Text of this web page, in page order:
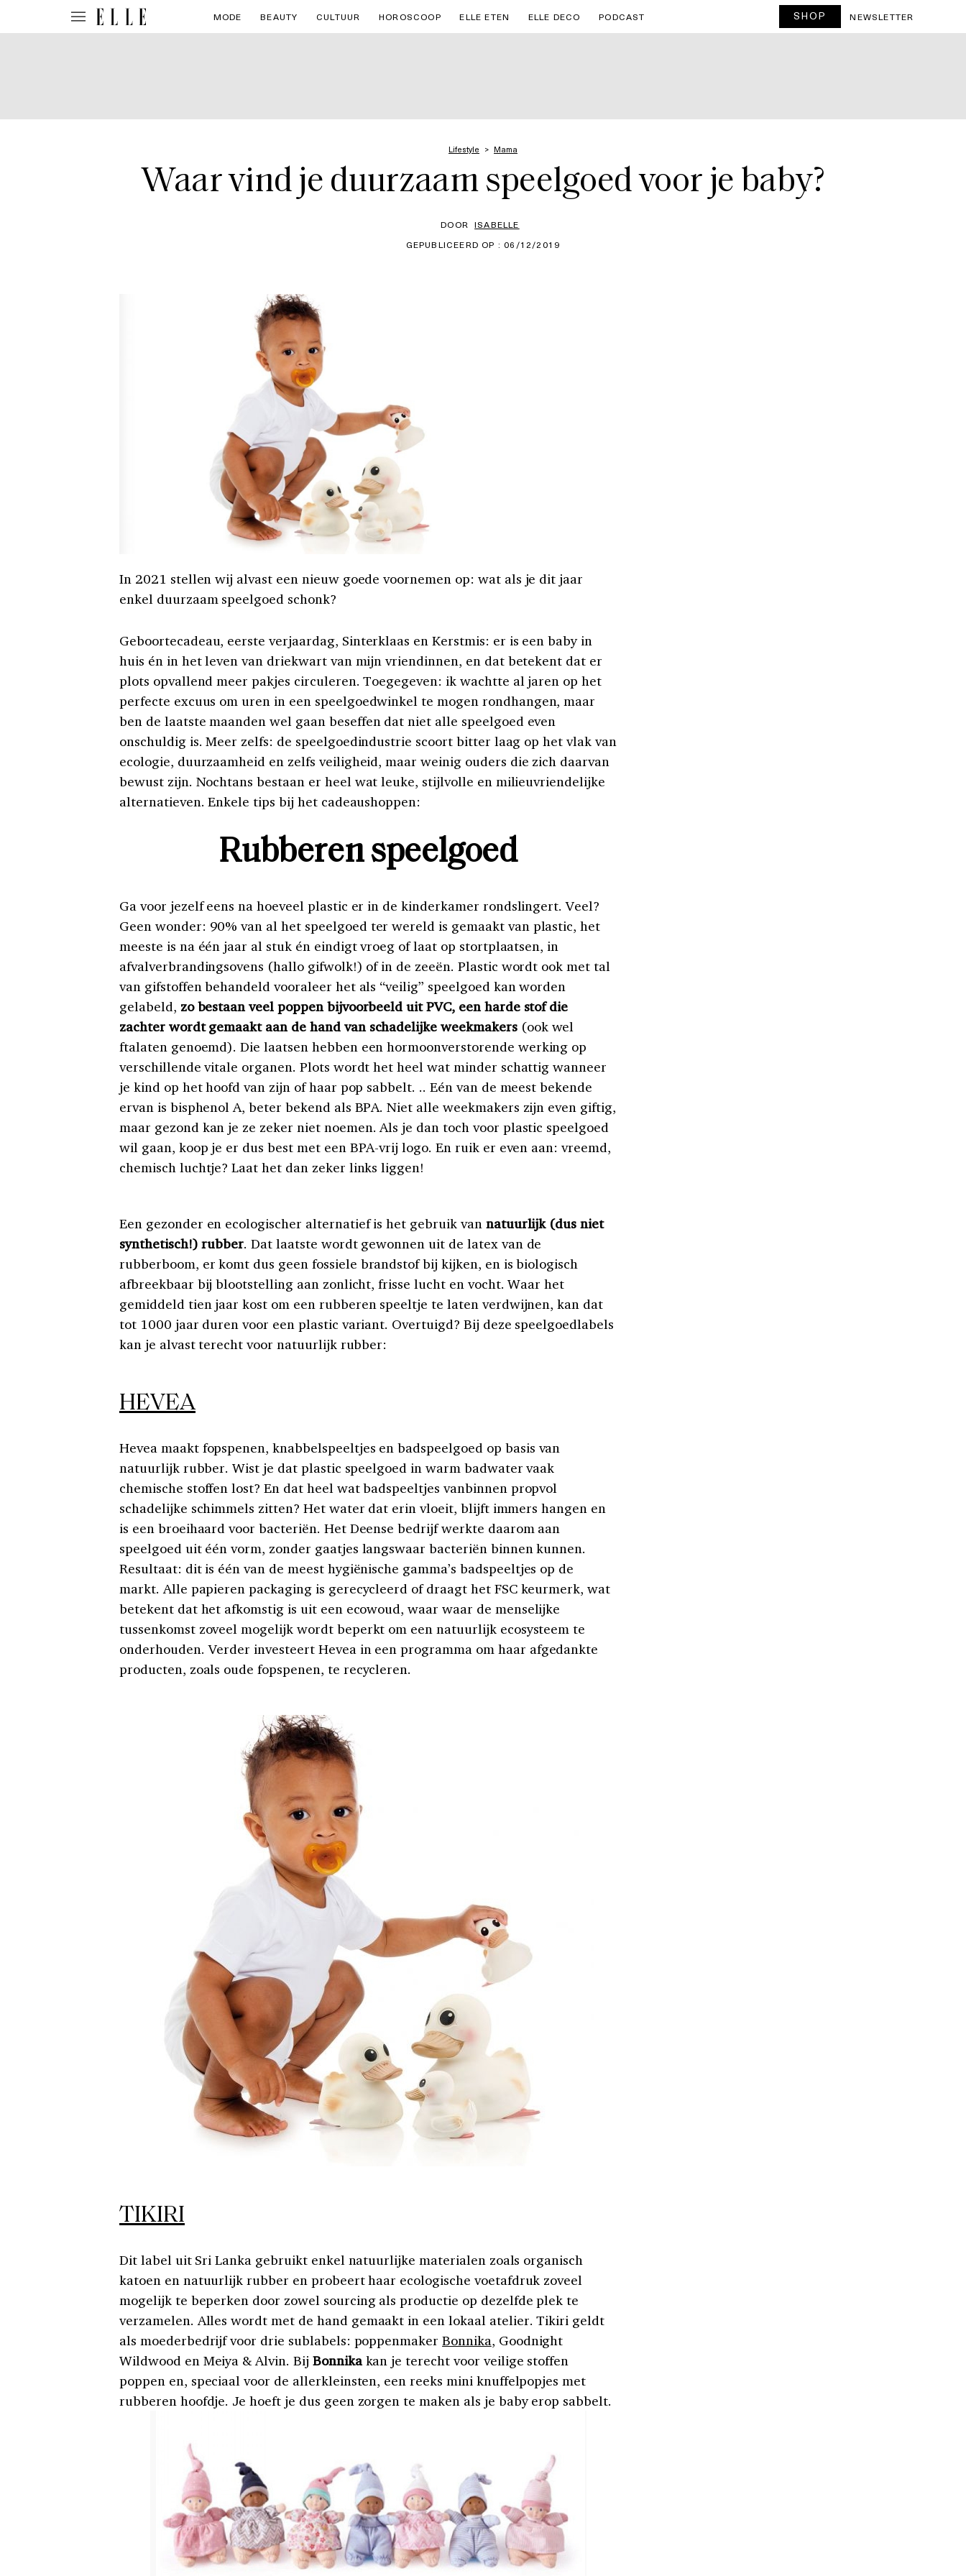
MODE BEAUTY CULTUUR HOROSCOOP ELLE ETEN ELLE DECO PODCAST SHOP NEWSLETTER
Lifestyle Mama
Waar vind je duurzaam speelgoed voor je baby?
DOOR ISABELLE
GEPUBLICEERD OP : 06/12/2019
In 2021 stellen wij alvast een nieuw goede voornemen op: wat als je dit jaar
enkel duurzaam speelgoed schonk?
Geboortecadeau, eerste verjaardag, Sinterklaas en Kerstmis: er is een baby in
huis én in het leven van driekwart van mijn vriendinnen, en dat betekent dat er
plots opvallend meer pakjes circuleren. Toegegeven: ik wachtte al jaren op het
perfecte excuus om uren in een speelgoedwinkel te mogen rondhangen, maar
ben de laatste maanden wel gaan beseffen dat niet alle speelgoed even
onschuldig is. Meer zelfs: de speelgoedindustrie scoort bitter laag op het vlak van
ecologie, duurzaamheid en zelfs veiligheid, maar weinig ouders die zich daarvan
bewust zijn. Nochtans bestaan er heel wat leuke, stijlvolle en milieuvriendelijke
alternatieven. Enkele tips bij het cadeaushoppen:
Rubberen speelgoed
Ga voor jezelf eens na hoeveel plastic er in de kinderkamer rondslingert. Veel?
Geen wonder: 90% van al het speelgoed ter wereld is gemaakt van plastic, het
meeste is na één jaar al stuk én eindigt vroeg of laat op stortplaatsen, in
afvalverbrandingsovens (hallo gifwolk!) of in de zeeën. Plastic wordt ook met tal
van gifstoffen behandeld vooraleer het als “veilig” speelgoed kan worden
gelabeld, zo bestaan veel poppen bijvoorbeeld uit PVC, een harde stof die
zachter wordt gemaakt aan de hand van schadelijke weekmakers(ook wel
ftalaten genoemd). Die laatsen hebben een hormoonverstorende werking op
verschillende vitale organen. Plots wordt het heel wat minder schattig wanneer
je kind op het hoofd van zijn of haar pop sabbelt. .. Eén van de meest bekende
ervan is bisphenol A, beter bekend als BPA. Niet alle weekmakers zijn even giftig,
maar gezond kan je ze zeker niet noemen. Als je dan toch voor plastic speelgoed
wil gaan, koop je er dus best met een BPA-vrij logo. En ruik er even aan: vreemd,
chemisch luchtje? Laat het dan zeker links liggen!
Een gezonder en ecologischer alternatief is het gebruik van natuurlijk (dus niet
synthetisch!) rubber. Dat laatste wordt gewonnen uit de latex van de
rubberboom, er komt dus geen fossiele brandstof bij kijken, en is biologisch
afbreekbaar bij blootstelling aan zonlicht, frisse lucht en vocht. Waar het
gemiddeld tien jaar kost om een rubberen speeltje te laten verdwijnen, kan dat
tot 1000 jaar duren voor een plastic variant. Overtuigd? Bij deze speelgoedlabels
kan je alvast terecht voor natuurlijk rubber:
HEVEA
Hevea maakt fopspenen, knabbelspeeltjes en badspeelgoed op basis van
natuurlijk rubber. Wist je dat plastic speelgoed in warm badwater vaak
chemische stoffen lost? En dat heel wat badspeeltjes vanbinnen propvol
schadelijke schimmels zitten? Het water dat erin vloeit, blijft immers hangen en
is een broeihaard voor bacteriën. Het Deense bedrijf werkte daarom aan
speelgoed uit één vorm, zonder gaatjes langswaar bacteriën binnen kunnen.
Resultaat: dit is één van de meest hygiënische gamma’s badspeeltjes op de
markt. Alle papieren packaging is gerecycleerd of draagt het FSC keurmerk, wat
betekent dat het afkomstig is uit een ecowoud, waarwaar de menselijke
tussenkomst zoveel mogelijk wordt beperkt om een natuurlijk ecosysteem te
onderhouden. Verder investeert Hevea in een programma om haar afgedankte
producten, zoals oude fopspenen, te recycleren.
TIKIRI
Dit label uit Sri Lanka gebruikt enkel natuurlijke materialen zoals organisch
katoen en natuurlijk rubber en probeert haar ecologische voetafdruk zoveel
mogelijk te beperken door zowel sourcing als productie op dezelfde plek te
verzamelen. Alles wordt met de hand gemaakt in een lokaal atelier. Tikiri geldt
als moederbedrijf voor drie sublabels: poppenmakerBonnika, Goodnight
Wildwood en Meiya & Alvin. Bij Bonnikakan je terecht voor veilige stoffen
poppen en, speciaal voor de allerkleinsten, een reeks mini knuffelpopjes met
rubberen hoofdje. Je hoeft je dus geen zorgen te maken als je baby erop sabbelt.